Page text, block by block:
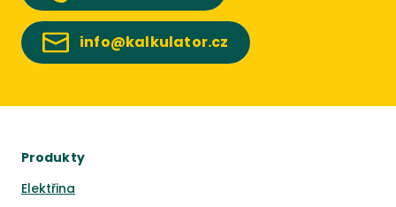
info@kalkulator.cz
Produkty
Elektřina